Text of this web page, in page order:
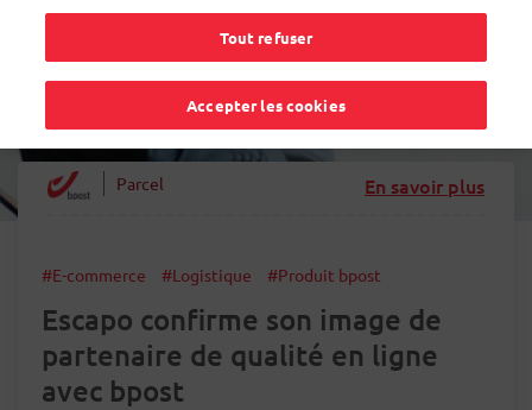
Parcel En savoir plus
#E-commerce #Logistique #Produit bpost
Escapo confirme son image de
partenaire de qualité en ligne
avec bpost
Tout refuser
Accepter les cookies